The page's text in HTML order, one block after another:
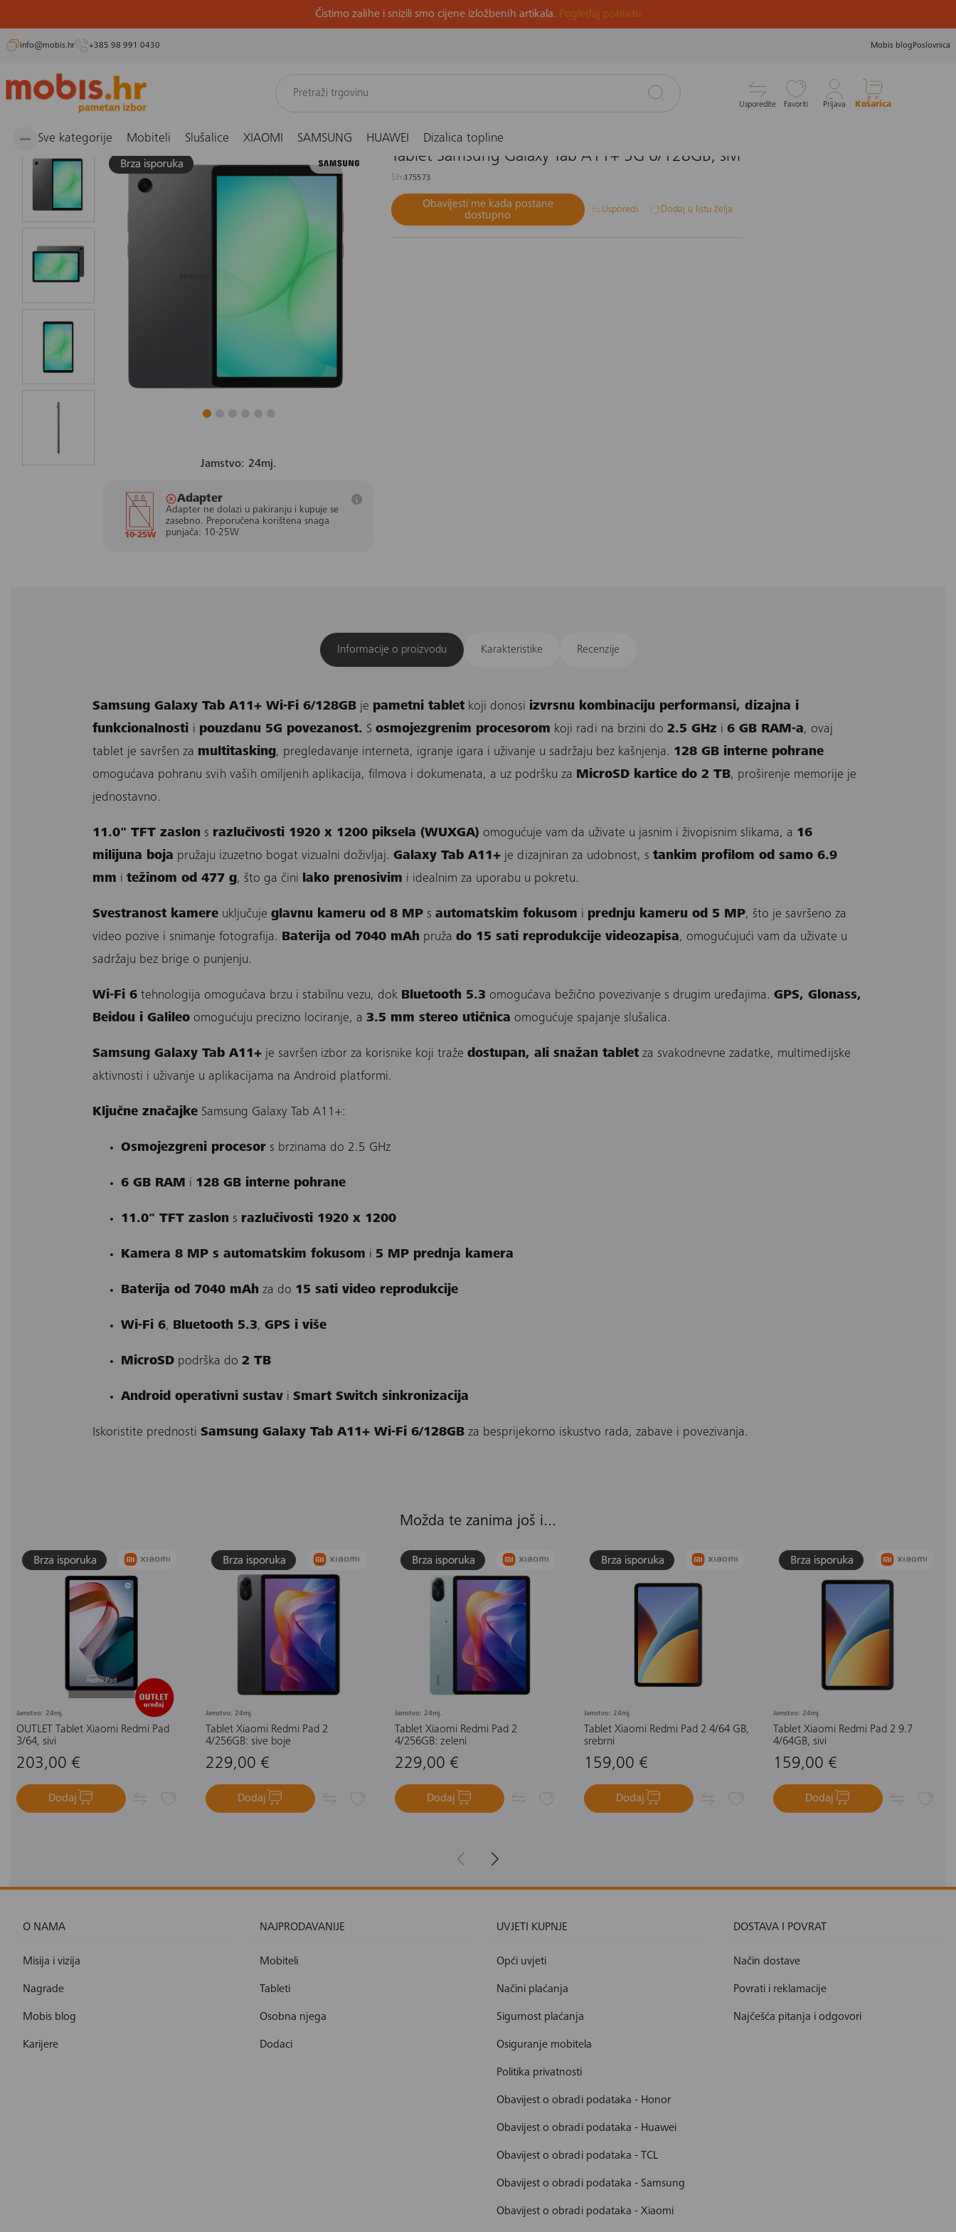
Preskoči
Čistimo zalihe i snizili smo cijene izložbenih artikala. Pogledaj ponudu
info@mobis.hr +385 98 991 0430 Mobis blog Poslovnica
Usporedite Favoriti Prijava Košarica
Sve kategorije Mobiteli Slušalice XIAOMI SAMSUNG HUAWEI Dizalica topline
Tableti i e-čitači Tableti
Jamstvo: 24mj.
10-25W
Adapter
Adapter ne dolazi u pakiranju i kupuje se
zasebno. Preporučena korištena snaga
punjača: 10-25W
Tablet Samsung Galaxy Tab A11+ 5G 6/128GB, sivi
Šifra175573
Obavijesti me kada postane
dostupno
Usporedi Dodaj u listu želja
Informacije o proizvodu Karakteristike Recenzije
Samsung Galaxy Tab A11+ Wi-Fi 6/128GB je pametni tablet koji donosi izvrsnu kombinaciju performansi, dizajna i
funkcionalnosti i pouzdanu 5G povezanost. S osmojezgrenim procesorom koji radi na brzini do 2.5 GHz i 6 GB RAM-a, ovaj
tablet je savršen za multitasking, pregledavanje interneta, igranje igara i uživanje u sadržaju bez kašnjenja. 128 GB interne pohrane
omogućava pohranu svih vaših omiljenih aplikacija, filmova i dokumenata, a uz podršku za MicroSD kartice do 2 TB, proširenje memorije je
jednostavno.
11.0" TFT zaslon s razlučivosti 1920 x 1200 piksela (WUXGA) omogućuje vam da uživate u jasnim i živopisnim slikama, a 16
milijuna boja pružaju izuzetno bogat vizualni doživljaj. Galaxy Tab A11+ je dizajniran za udobnost, s tankim profilom od samo 6.9
mm i težinom od 477 g, što ga čini lako prenosivim i idealnim za uporabu u pokretu.
Svestranost kamere uključuje glavnu kameru od 8 MP s automatskim fokusom i prednju kameru od 5 MP, što je savršeno za
video pozive i snimanje fotografija. Baterija od 7040 mAh pruža do 15 sati reprodukcije videozapisa, omogućujući vam da uživate u
sadržaju bez brige o punjenju.
Wi-Fi 6 tehnologija omogućava brzu i stabilnu vezu, dok Bluetooth 5.3 omogućava bežično povezivanje s drugim uređajima. GPS, Glonass,
Beidou i Galileo omogućuju precizno lociranje, a 3.5 mm stereo utičnica omogućuje spajanje slušalica.
Samsung Galaxy Tab A11+ je savršen izbor za korisnike koji traže dostupan, ali snažan tablet za svakodnevne zadatke, multimedijske
aktivnosti i uživanje u aplikacijama na Android platformi.
Ključne značajke Samsung Galaxy Tab A11+:
Osmojezgreni procesor s brzinama do 2.5 GHz
6 GB RAM i 128 GB interne pohrane
11.0" TFT zaslon s razlučivosti 1920 x 1200
Kamera 8 MP s automatskim fokusom i 5 MP prednja kamera
Baterija od 7040 mAh za do 15 sati video reprodukcije
Wi-Fi 6, Bluetooth 5.3, GPS i više
MicroSD podrška do 2 TB
Android operativni sustav i Smart Switch sinkronizacija
Iskoristite prednosti Samsung Galaxy Tab A11+ Wi-Fi 6/128GB za besprijekorno iskustvo rada, zabave i povezivanja.
Možda te zanima još i...
Jamstvo: 24mj.
OUTLET Tablet Xiaomi Redmi Pad
3/64, sivi
203,00 €
Dodaj
Jamstvo: 24mj.
Tablet Xiaomi Redmi Pad 2
4/256GB: sive boje
229,00 €
Dodaj
Jamstvo: 24mj.
Tablet Xiaomi Redmi Pad 2
4/256GB: zeleni
229,00 €
Dodaj
Jamstvo: 24mj.
Tablet Xiaomi Redmi Pad 2 4/64 GB,
srebrni
159,00 €
Dodaj
Jamstvo: 24mj.
Tablet Xiaomi Redmi Pad 2 9.7
4/64GB, sivi
159,00 €
Dodaj
O NAMA
Misija i vizija
Nagrade
Mobis blog
Karijere
NAJPRODAVANIJE
Mobiteli
Tableti
Osobna njega
Dodaci
UVJETI KUPNJE
Opći uvjeti
Načini plaćanja
Sigurnost plaćanja
Osiguranje mobitela
Politika privatnosti
Obavijest o obradi podataka - Honor
Obavijest o obradi podataka - Huawei
Obavijest o obradi podataka - TCL
Obavijest o obradi podataka - Samsung
Obavijest o obradi podataka - Xiaomi
DOSTAVA I POVRAT
Način dostave
Povrati i reklamacije
Najčešća pitanja i odgovori